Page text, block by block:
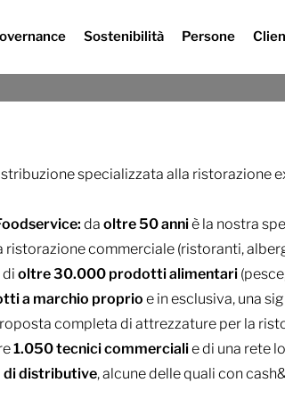
Sostenibilità Persone
Il Gruppo
specializzata alla ristorazione
da oltre50 anniè la nostra
ristorazione commerciale (ristoranti,
di oltre 30.000 prodotti alimentari
a marchio proprio e in esclusiva, una
completa di attrezzature per la
1.050 tecnici commercialie di una rete
di distributive, alcune delle quali con